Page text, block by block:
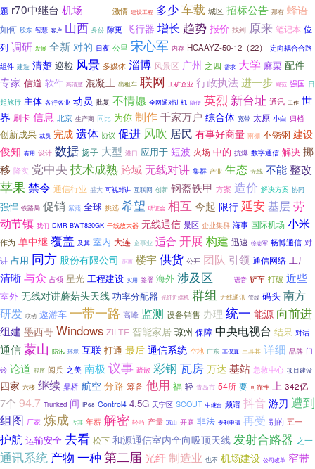
题 r70中继台 机场 激情 建设工程 多少车载 城区 招标公告 那有 蜂语
如何 股东 智慧 客户 山西 身份 隙更 飞行器 增长 趋势 报价 找到 原来 笔记本 位
列 调研 发展 全新 对的 日夜 公里 宋心军 内存 HCAAYZ-50-12（22）
定向耦合合路
组件 建造 清楚 巡检 风景 多媒体 淄博 风景区 广州 之四 需求 大学 麻栗 配件
专家 信道 软件 高清楚 混凝土 出租车 联网 工矿企业 行政执法进一步 规范 强国 日
起施行 主体 各行各业 动员 批复 不情愿 全网通对讲机 随便 英烈 新台址 通讯 工作 世
界 刷卡 信息 北京 生产商 同比 为你 制作千家万户 综合体 宽带 太原 小白 归档
创新成果 裁员 完成 遗体 协议 促进 风吹 居民 有事好商量 雨棚 不锈钢 建设
俊知 有用 设计 数据 扬子 大型 港口 应用于 短波 火场 中的 抗爆 数字通信 解决 挪
移 降实 党中央 技术成熟 跨域无线对讲 集群 产业 生态 无线 不能整改
苹果 禁令 通信行业 盛大 可视对讲 互联网 创新 钢盔铁甲 方案 造价 解决方案 协同
强悍 铁路局 促销 紫燕 全球 挑选 希望 听证会 相互 今起 限行延安 基层 劳
动节镇 我们 DMR-BWT820GK 干线放大器 无线通信 景区 企业集群 海事 国际机场 小米
作为 单中继 覆盖 及其 室内 大连 企事业 适合 开展 构建 迅速 徐志军 畅博通信 对
讲 占用 同方 股份有限公司 距离 楼宇供货 公开 团队 引领 通信网络 工厂
清晰与众 占领 星光 工程建设 实用 签署 海外 涉及区 语音 铲车 打破 近些
室外 无线对讲蘑菇头天线 功率分配器 光纤近端机 群组 无线通讯 管线 码头 南方
研发 联动 遨游车 一带一路 高峰 监测 设备销售 办理 统一 能源 向前进
组建 墨西哥 Windows ZiLTE 智能家居 琼州 保障 中央电视台 结果 对话
通信蒙山 防汛 环境 互联 打通 最后 通信系统 空地 广东 高保真 土耳其 详细 品牌 门
铃 论道 程序 阅兵 之美 南极 议事 疏散 彩钢 瓦房 万达 基站 急救中心 项目建设
四家 六楼 继续 鼎桥 航空 分路 筹备 他用 福 轻 青岛市 54所 要 可靠性 上 342亿
7个 94.7 Trunked 间 IP68 Control4 4.5G 天宁区 SCOUT 中继台 频谱 抖音 游刃 遭到
组图 厂家 炼成 占其 年薪 解密 轻巧 产量 凉山 开庭 非法 专利申请 再受 别的 五一
护航 运输安全 去看 松下 和源通信室内全向吸顶天线 发射合路器 之一
通讯系统 产物 一种 第二届 光纤制造业 也不 机场建设 公司改革 窄带